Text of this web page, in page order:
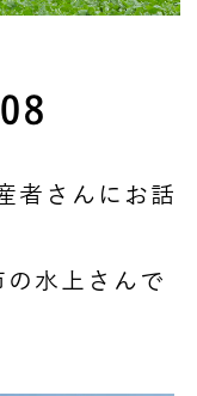
者さんにお話
水上さんで